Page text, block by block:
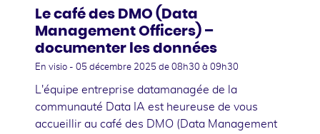
Le café des DMO (Data
Management Officers) –
documenter les données
En visio - 05 décembre 2025 de 08h30 à 09h30
L'équipe entreprise datamanagée de la
communauté Data IA est heureuse de vous
accueillir au café des DMO (Data Management